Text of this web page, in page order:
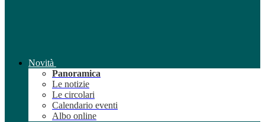
Novità
Panoramica
Le notizie
Le circolari
Calendario eventi
Albo online